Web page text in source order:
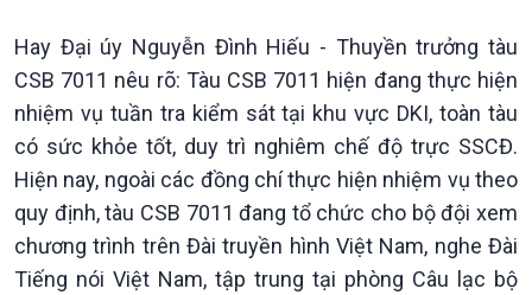
thương mại
Tìm hiểu biển, đảo Việt
Nam
Hay Đại úy Nguyễn Đình Hiếu - Thuyền trưởng tàu
CSB 7011 nêu rõ: Tàu CSB 7011 hiện đang thực hiện
nhiệm vụ tuần tra kiểm sát tại khu vực DKI, toàn tàu
có sức khỏe tốt, duy trì nghiêm chế độ trực SSCĐ.
Hiện nay, ngoài các đồng chí thực hiện nhiệm vụ theo
quy định, tàu CSB 7011 đang tổ chức cho bộ đội xem
chương trình trên Đài truyền hình Việt Nam, nghe Đài
Tiếng nói Việt Nam, tập trung tại phòng Câu lạc bộ